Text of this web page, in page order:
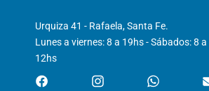
Urquiza 41 - Rafaela, Santa Fe.
Lunes a viernes: 8 a 19hs - Sábados: 8 a
12hs